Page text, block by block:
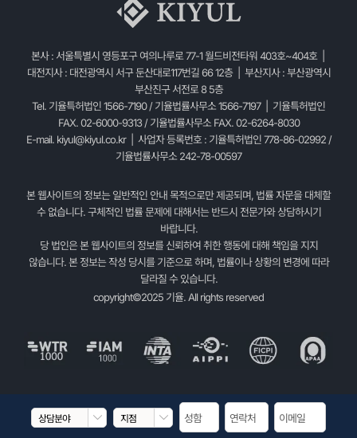
본사 : 서울특별시 영등포구 여의나루로 77-1 월드비전타워 403호~404호 |
대전지사 : 대전광역시 서구 둔산대로117번길 66 12층 | 부산지사 : 부산광역시
부산진구 서전로 8 5층
Tel. 기율특허법인 1566-7190 / 기율법률사무소 1566-7197 | 기율특허법인
FAX. 02-6000-9313 / 기율법률사무소 FAX. 02-6264-8030
E-mail. kiyul@kiyul.co.kr| 사업자 등록번호 : 기율특허법인 778-86-02992 /
기율법률사무소 242-78-00597
본 웹사이트의 정보는 일반적인 안내 목적으로만 제공되며, 법률 자문을 대체할
수 없습니다. 구체적인 법률 문제에 대해서는 반드시 전문가와 상담하시기
바랍니다.
당 법인은 본 웹사이트의 정보를 신뢰하여 취한 행동에 대해 책임을 지지
않습니다. 본 정보는 작성 당시를 기준으로 하며, 법률이나 상황의 변경에 따라
달라질 수 있습니다.
copyright©2025 기율. All rights reserved
 